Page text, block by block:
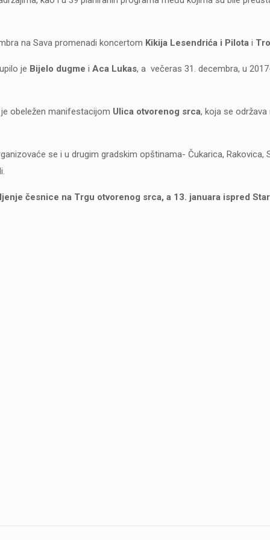
na Sava promenadi koncertom Kikija Lesendrića i Pilota i
je Bijelo dugme iAca Lukas, a večeras 31. decembra, u
obeležen manifestacijom Ulica otvorenog srca, koja se
se i u drugim gradskim opštinama- Čukarica, Rakovica,
česnice na Trgu otvorenog srca, a 13. januara ispred